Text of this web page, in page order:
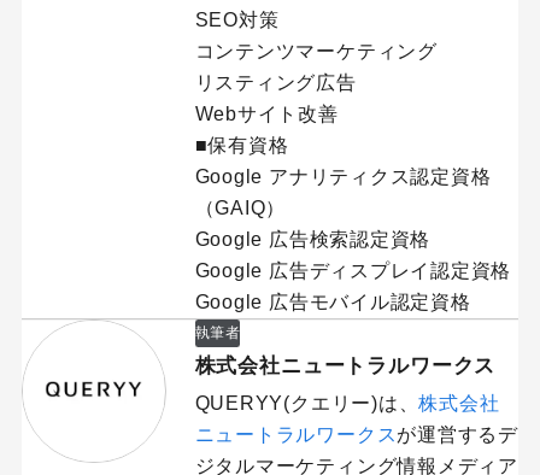
SEO対策
コンテンツマーケティング
リスティング広告
Webサイト改善
■保有資格
Google アナリティクス認定資格
（GAIQ）
Google 広告検索認定資格
Google 広告ディスプレイ認定資格
Google 広告モバイル認定資格
執筆者
株式会社ニュートラルワークス
QUERYY(クエリー)は、株式会社
ニュートラルワークスが運営するデ
ジタルマーケティング情報メディア